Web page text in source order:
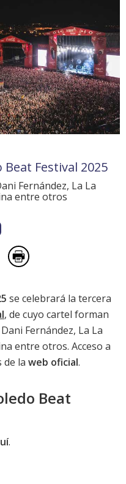
Festival 2025
Fernández, La La
entre otros
se celebrará la tercera
, de cuyo cartel forman
Fernández, La La
entre otros. Acceso a
de la web oficial.
Beat
.